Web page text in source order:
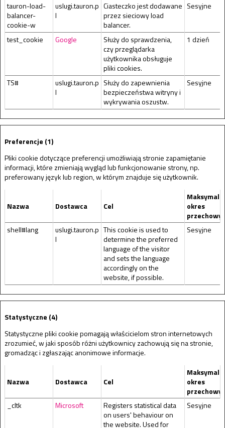
tauron-load-
balancer-
cookie-w
uslugi.tauron.p
l
Ciasteczko jest dodawane
przez sieciowy load
balancer.
Sesyjne
test_cookie Google
Służy do sprawdzenia,
czy przeglądarka
użytkownika obsługuje
pliki cookies.
1 dzień
TS#
uslugi.tauron.p
l
Służy do zapewnienia
bezpieczeństwa witryny i
wykrywania oszustw.
Sesyjne
Preferencje (1)
Pliki cookie dotyczące preferencji umożliwiają stronie zapamiętanie
informacji, które zmieniają wygląd lub funkcjonowanie strony, np.
preferowany język lub region, w którym znajduje się użytkownik.
Nazwa Dostawca Cel
okres
shell#lang
uslugi.tauron.p
l
This cookie is used to
determine the preferred
language of the visitor
and sets the language
accordingly on the
website, if possible.
Sesyjne
Statystyczne (4)
Statystyczne pliki cookie pomagają właścicielom stron internetowych
zrozumieć, w jaki sposób różni użytkownicy zachowują się na stronie,
gromadząc i zgłaszając anonimowe informacje.
Nazwa Dostawca Cel
okres
_cltk
Microsoft
Registers statistical data
on users' behaviour on
the website. Used for
Sesyjne